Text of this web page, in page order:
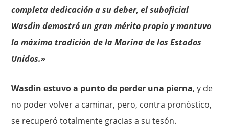
completa dedicación a su deber, el suboficial
Wasdin demostró un gran mérito propio y mantuvo
la máxima tradición de la Marina de los Estados
Unidos.»
Wasdin estuvo a punto de perder una pierna, y de
no poder volver a caminar, pero, contra pronóstico,
se recuperó totalmente gracias a su tesón.